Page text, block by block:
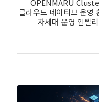
OPENMARU
클라우드 네이티브 운영
차세대 운영 인텔